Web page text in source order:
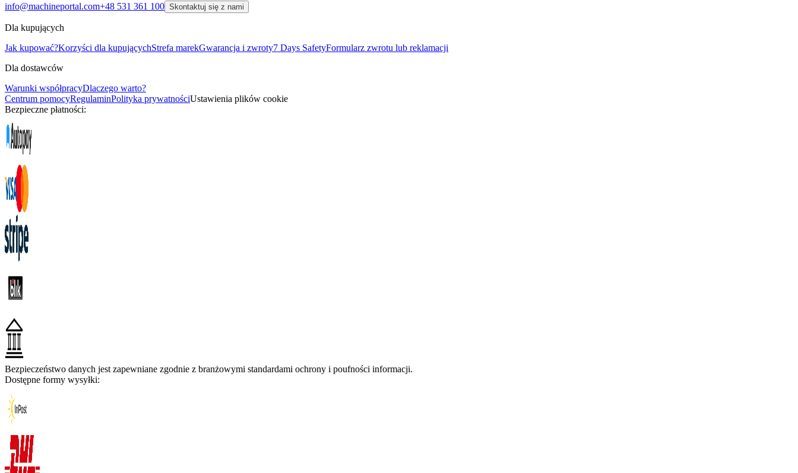
info@machineportal.com+48 531 361 100 Skontaktuj się z nami
Dla kupujących
Jak kupować?Korzyści dla kupującychStrefa marekGwarancja i zwroty7 Days SafetyFormularz zwrotu lub reklamacji
Dla dostawców
Warunki współpracyDlaczego warto?
Centrum pomocyRegulaminPolityka prywatnościUstawienia plików cookie
Bezpieczne płatności:
Bezpieczeństwo danych jest zapewniane zgodnie z branżowymi standardami ochrony i poufności informacji.
Dostępne formy wysyłki: